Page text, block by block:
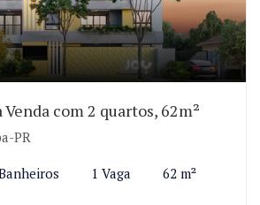
com 2 quartos, 62m²
PR
1 Vaga 62 m²